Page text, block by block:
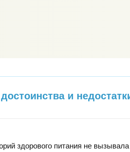
и
здорового питания не